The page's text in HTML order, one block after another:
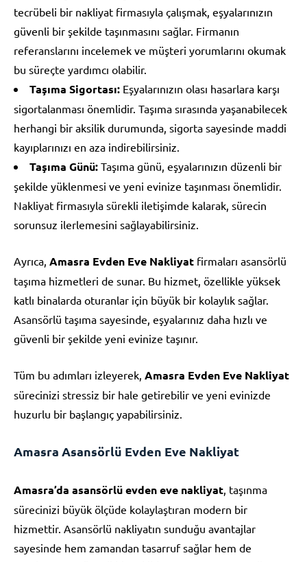
tecrübeli bir nakliyat firmasıyla çalışmak, eşyalarınızın
güvenli bir şekilde taşınmasını sağlar. Firmanın
referanslarını incelemek ve müşteri yorumlarını okumak
bu süreçte yardımcı olabilir.
Taşıma Sigortası: Eşyalarınızın olası hasarlara karşı
sigortalanması önemlidir. Taşıma sırasında yaşanabilecek
herhangi bir aksilik durumunda, sigorta sayesinde maddi
kayıplarınızı en aza indirebilirsiniz.
Taşıma Günü: Taşıma günü, eşyalarınızın düzenli bir
şekilde yüklenmesi ve yeni evinize taşınması önemlidir.
Nakliyat firmasıyla sürekli iletişimde kalarak, sürecin
sorunsuz ilerlemesini sağlayabilirsiniz.
Ayrıca, Amasra Evden Eve Nakliyat firmaları asansörlü
taşıma hizmetleri de sunar. Bu hizmet, özellikle yüksek
katlı binalarda oturanlar için büyük bir kolaylık sağlar.
Asansörlü taşıma sayesinde, eşyalarınız daha hızlı ve
güvenli bir şekilde yeni evinize taşınır.
Tüm bu adımları izleyerek, Amasra Evden Eve Nakliyat
sürecinizi stressiz bir hale getirebilir ve yeni evinizde
huzurlu bir başlangıç yapabilirsiniz.
Amasra Asansörlü Evden Eve Nakliyat
Amasra’da asansörlü evden eve nakliyat , taşınma
sürecinizi büyük ölçüde kolaylaştıran modern bir
hizmettir. Asansörlü nakliyatın sunduğu avantajlar
sayesinde hem zamandan tasarruf sağlar hem de